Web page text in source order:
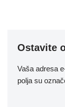
Ostavite
Vaša adresa
polja su